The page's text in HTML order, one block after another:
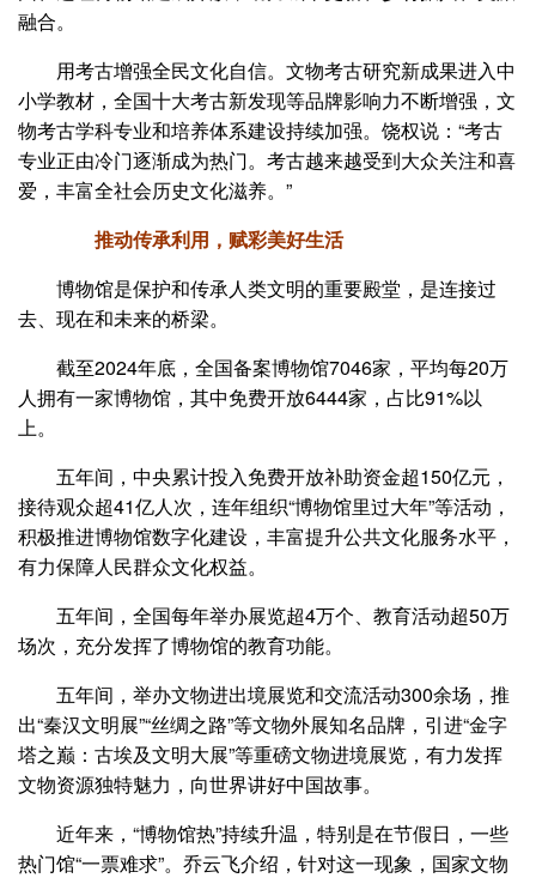
融合。
用考古增强全民文化自信。文物考古研究新成果进入中
小学教材，全国十大考古新发现等品牌影响力不断增强，文
物考古学科专业和培养体系建设持续加强。饶权说：“考古
专业正由冷门逐渐成为热门。考古越来越受到大众关注和喜
爱，丰富全社会历史文化滋养。”
推动传承利用，赋彩美好生活
博物馆是保护和传承人类文明的重要殿堂，是连接过
去、现在和未来的桥梁。
截至2024年底，全国备案博物馆7046家，平均每20万
人拥有一家博物馆，其中免费开放6444家，占比91%以
上。
五年间，中央累计投入免费开放补助资金超150亿元，
接待观众超41亿人次，连年组织“博物馆里过大年”等活动，
积极推进博物馆数字化建设，丰富提升公共文化服务水平，
有力保障人民群众文化权益。
五年间，全国每年举办展览超4万个、教育活动超50万
场次，充分发挥了博物馆的教育功能。
五年间，举办文物进出境展览和交流活动300余场，推
出“秦汉文明展”“丝绸之路”等文物外展知名品牌，引进“金字
塔之巅：古埃及文明大展”等重磅文物进境展览，有力发挥
文物资源独特魅力，向世界讲好中国故事。
近年来，“博物馆热”持续升温，特别是在节假日，一些
热门馆“一票难求”。乔云飞介绍，针对这一现象，国家文物